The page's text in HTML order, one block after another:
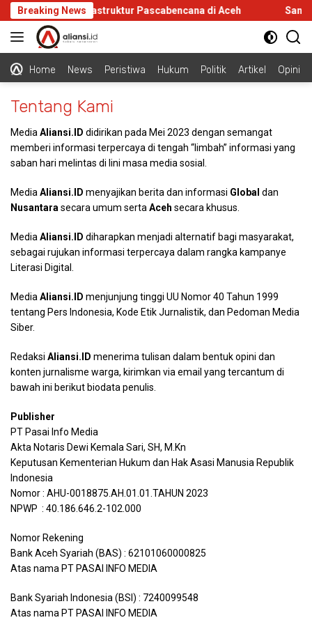
Langsung
ke
konten
Breaking News
Tinjau Infrastruktur Pascabencana di Aceh
Home News Peristiwa Hukum Politik Artikel Opini
Tentang Kami
Media Aliansi.ID didirikan pada Mei 2023 dengan semangat
memberi informasi terpercaya di tengah “limbah” informasi yang
saban hari melintas di lini masa media sosial.
Media Aliansi.ID menyajikan berita dan informasi Global dan
Nusantara secara umum serta Aceh secara khusus.
Media Aliansi.ID diharapkan menjadi alternatif bagi masyarakat,
sebagai rujukan informasi terpercaya dalam rangka kampanye
Literasi Digital.
Media Aliansi.ID menjunjung tinggi UU Nomor 40 Tahun 1999
tentang Pers Indonesia, Kode Etik Jurnalistik, dan Pedoman Media
Siber.
Redaksi Aliansi.ID menerima tulisan dalam bentuk opini dan
konten jurnalisme warga, kirimkan via email yang tercantum di
bawah ini berikut biodata penulis.
Publisher
PT Pasai Info Media
Akta Notaris Dewi Kemala Sari, SH, M.Kn
Keputusan Kementerian Hukum dan Hak Asasi Manusia Republik
Indonesia
Nomor : AHU-0018875.AH.01.01.TAHUN 2023
NPWP : 40.186.646.2-102.000
Nomor Rekening
Bank Aceh Syariah (BAS) : 62101060000825
Atas nama PT PASAI INFO MEDIA
Bank Syariah Indonesia (BSI) : 7240099548
Atas nama PT PASAI INFO MEDIA